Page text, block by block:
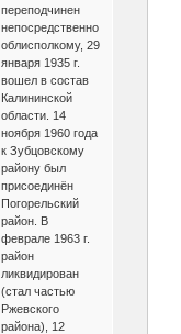
переподчинен
непосредственно
облисполкому, 29
января 1935 г.
вошел в состав
Калининской
области. 14
ноября 1960 года
к Зубцовскому
району был
присоединён
Погорельский
район. В
феврале 1963 г.
район
ликвидирован
(стал частью
Ржевского
района), 12